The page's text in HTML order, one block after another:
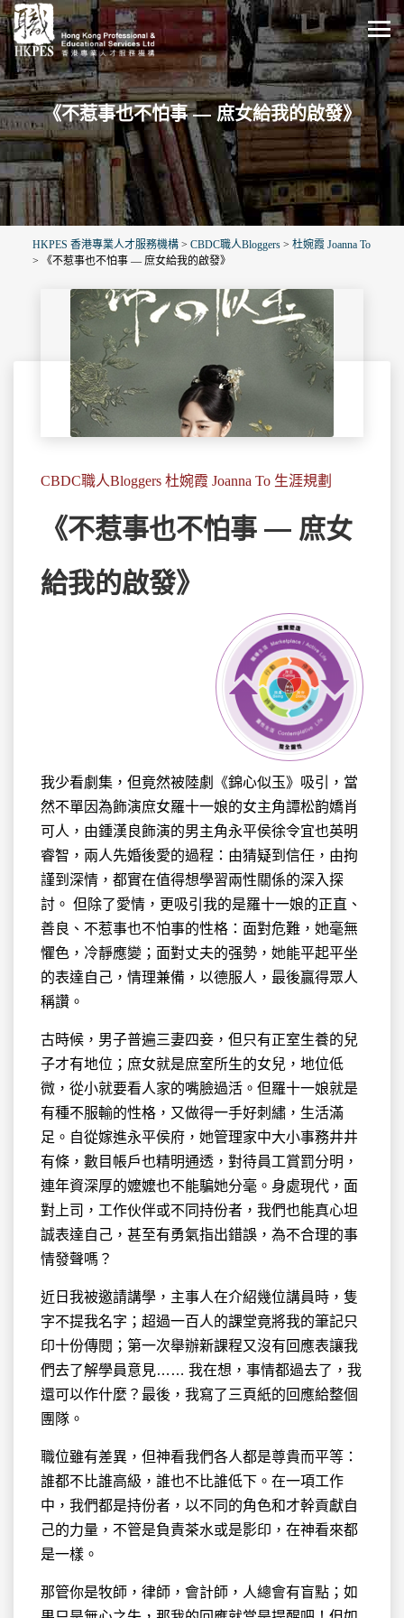
《不惹事也不怕事 — 庶女給我的啟發》
HKPES 香港專業人才服務機構 > CBDC職人Bloggers > 杜婉霞 Joanna To
>
《不惹事也不怕事 — 庶女給我的啟發》
CBDC職人Bloggers 杜婉霞 Joanna To 生涯規劃
《不惹事也不怕事 — 庶女
給我的啟發》
我少看劇集，但竟然被陸劇《錦心似玉》吸引，當
然不單因為飾演庶女羅十一娘的女主角譚松韵嬌肖
可人，由鍾漢良飾演的男主角永平侯徐令宜也英明
睿智，兩人先婚後愛的過程：由猜疑到信任，由拘
謹到深情，都實在值得想學習兩性關係的深入探
討。 但除了愛情，更吸引我的是羅十一娘的正直、
善良、不惹事也不怕事的性格：面對危難，她毫無
懼色，冷靜應變；面對丈夫的强勢，她能平起平坐
的表達自己，情理兼備，以德服人，最後贏得眾人
稱讚。
古時候，男子普遍三妻四妾，但只有正室生養的兒
子才有地位；庶女就是庶室所生的女兒，地位低
微，從小就要看人家的嘴臉過活。但羅十一娘就是
有種不服輸的性格，又做得一手好刺繡，生活滿
足。自從嫁進永平侯府，她管理家中大小事務井井
有條，數目帳戶也精明通透，對待員工賞罰分明，
連年資深厚的嬤嬤也不能騙她分毫。身處現代，面
對上司，工作伙伴或不同持份者，我們也能真心坦
誠表達自己，甚至有勇氣指出錯誤，為不合理的事
情發聲嗎？
近日我被邀請講學，主事人在介紹幾位講員時，隻
字不提我名字；超過一百人的課堂竟將我的筆記只
印十份傳閱；第一次舉辦新課程又沒有回應表讓我
們去了解學員意見…… 我在想，事情都過去了，我
還可以作什麼？最後，我寫了三頁紙的回應給整個
團隊。
職位雖有差異，但神看我們各人都是尊貴而平等：
誰都不比誰高級，誰也不比誰低下。在一項工作
中，我們都是持份者，以不同的角色和才幹貢獻自
己的力量，不管是負責茶水或是影印，在神看來都
是一樣。
那管你是牧師，律師，會計師，人總會有盲點；如